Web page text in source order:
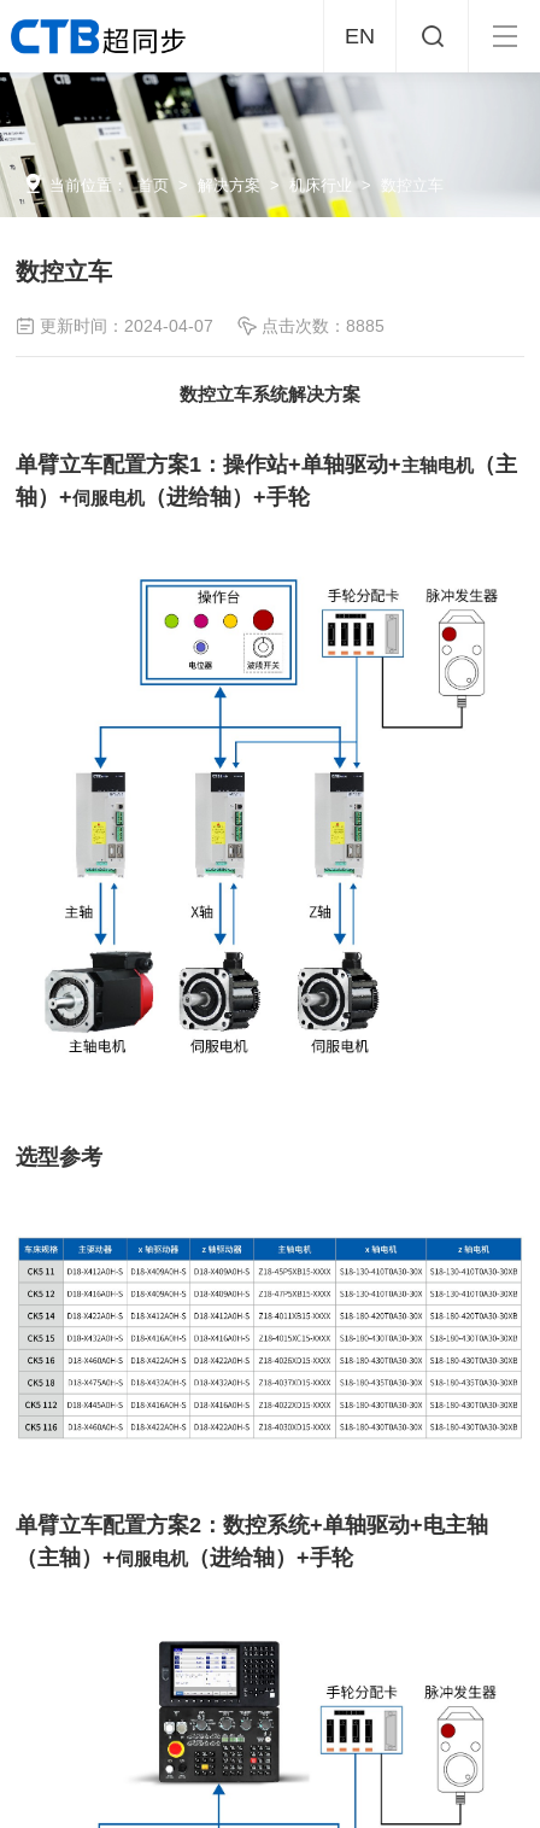
EN
当前位置：首页>解决方案> 机床行业 > 数控立车
数控立车
更新时间：2024-04-07 点击次数：8885
数控立车系统解决方案
单臂立车配置方案1：操作站+单轴驱动+主轴电机（主
轴）+伺服电机（进给轴）+手轮
选型参考
单臂立车配置方案2：数控系统+单轴驱动+电主轴
（主轴）+伺服电机（进给轴）+手轮